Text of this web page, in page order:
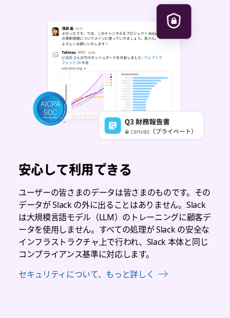
安心して利用できる
ユーザーの皆さまのデータは皆さまのものです。その
データが Slack の外に出ることはありません。Slack
は大規模言語モデル（LLM）のトレーニングに顧客デ
ータを使用しません。すべての処理が Slack の安全な
インフラストラクチャ上で行われ、Slack 本体と同じ
コンプライアンス基準に対応します。
セキュリティについて、もっと詳しく